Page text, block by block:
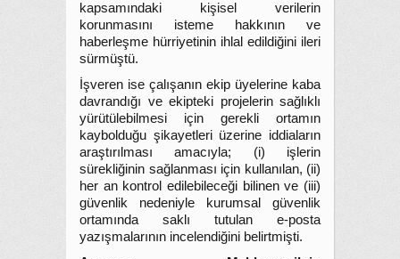
kapsamındaki kişisel verilerin
korunmasını isteme hakkının ve
haberleşme hürriyetinin ihlal edildiğini ileri
sürmüştü.
İşveren ise çalışanın ekip üyelerine kaba
davrandığı ve ekipteki projelerin sağlıklı
yürütülebilmesi için gerekli ortamın
kaybolduğu şikayetleri üzerine iddiaların
araştırılması amacıyla; (i) işlerin
sürekliğinin sağlanması için kullanılan, (ii)
her an kontrol edilebileceği bilinen ve (iii)
güvenlik nedeniyle kurumsal güvenlik
ortamında saklı tutulan e-posta
yazışmalarının incelendiğini belirtmişti.